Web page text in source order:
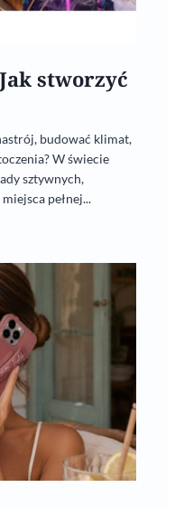
stworzyć
budować klimat,
W świecie
sztywnych,
pełnej...